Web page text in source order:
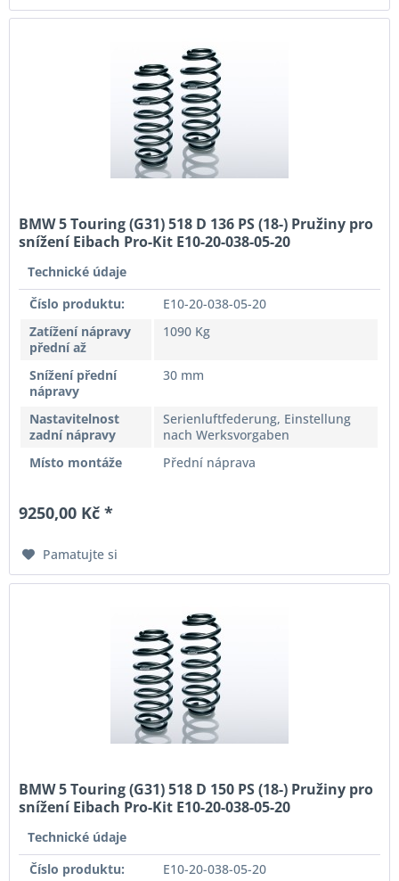
BMW 5 Touring (G31) 518 D 136 PS (18-) Pružiny pro
snížení Eibach Pro-Kit E10-20-038-05-20
Technické údaje
Číslo produktu:
E10-20-038-05-20
Zatížení nápravy
přední až
1090 Kg
Snížení přední
nápravy
30 mm
Nastavitelnost
zadní nápravy
Serienluftfederung, Einstellung
nach Werksvorgaben
Místo montáže
Přední náprava
9250,00 Kč *
Pamatujte si
BMW 5 Touring (G31) 518 D 150 PS (18-) Pružiny pro
snížení Eibach Pro-Kit E10-20-038-05-20
Technické údaje
Číslo produktu:
E10-20-038-05-20